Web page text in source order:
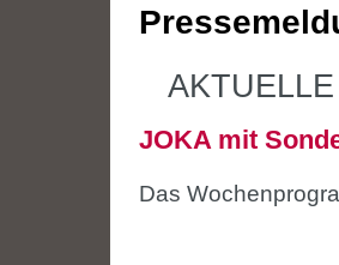
JOKA mit
Das